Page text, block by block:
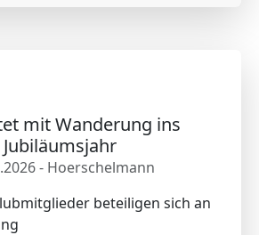
mit Wanderung ins
Jubiläumsjahr
- Hoerschelmann
beteiligen sich an